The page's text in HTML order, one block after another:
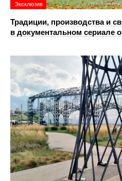
Эксклюзив
Традиции, производства и
в документальном сериале